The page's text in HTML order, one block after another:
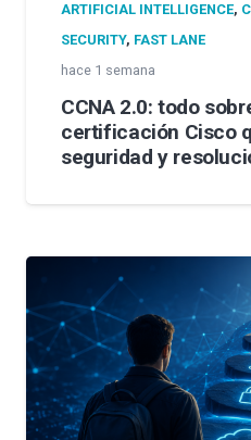
ARTIFICIAL INTELLIGENCE,
SECURITY, FAST LANE
hace 1 semana
CCNA 2.0: todo
certificación Cisco
seguridad y